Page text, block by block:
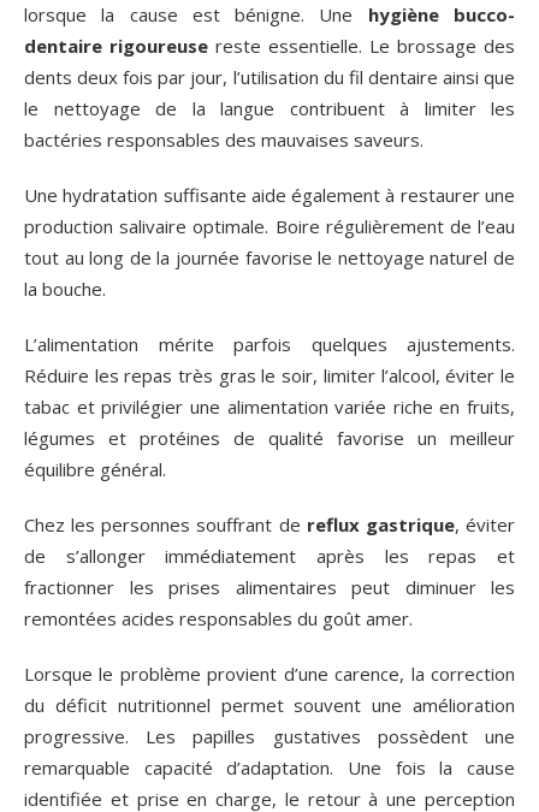
lorsque la cause est bénigne. Une hygiène bucco-
dentaire rigoureuse reste essentielle. Le brossage des
dents deux fois par jour, l’utilisation du fil dentaire ainsi que
le nettoyage de la langue contribuent à limiter les
bactéries responsables des mauvaises saveurs.
Une hydratation suffisante aide également à restaurer une
production salivaire optimale. Boire régulièrement de l’eau
tout au long de la journée favorise le nettoyage naturel de
la bouche.
L’alimentation mérite parfois quelques ajustements.
Réduire les repas très gras le soir, limiter l’alcool, éviter le
tabac et privilégier une alimentation variée riche en fruits,
légumes et protéines de qualité favorise un meilleur
équilibre général.
Chez les personnes souffrant de reflux gastrique, éviter
de s’allonger immédiatement après les repas et
fractionner les prises alimentaires peut diminuer les
remontées acides responsables du goût amer.
Lorsque le problème provient d’une carence, la correction
du déficit nutritionnel permet souvent une amélioration
progressive. Les papilles gustatives possèdent une
remarquable capacité d’adaptation. Une fois la cause
identifiée et prise en charge, le retour à une perception